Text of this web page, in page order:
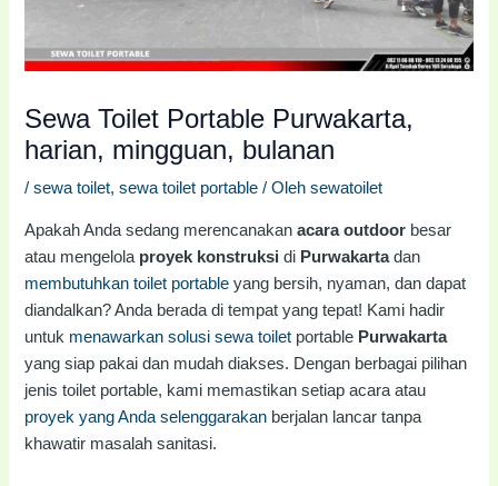
Sewa Toilet Portable Purwakarta,
harian, mingguan, bulanan
/sewa toilet,sewa toilet portable / Olehsewatoilet
Apakah Anda sedang merencanakanacara outdoor besar
atau mengelola proyek konstruksi di Purwakartadan
membutuhkan toilet portable yang bersih, nyaman, dan dapat
diandalkan? Anda berada di tempat yang tepat! Kami hadir
untuk menawarkan solusi sewa toilet portable Purwakarta
yang siap pakai dan mudah diakses. Dengan berbagai pilihan
jenis toilet portable, kami memastikan setiap acara atau
proyek yang Anda selenggarakan berjalan lancar tanpa
khawatir masalah sanitasi.